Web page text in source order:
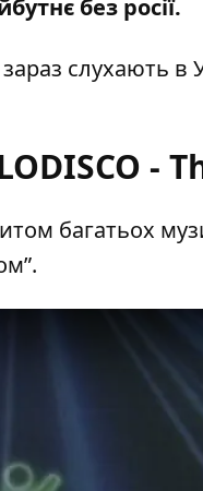
без росії.
слухають в
-
багатьох